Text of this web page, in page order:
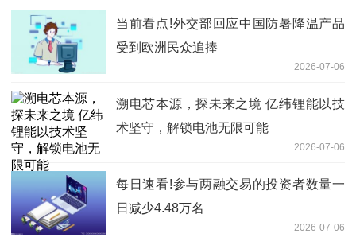
当前看点!外交部回应中国防暑降温产品
受到欧洲民众追捧
2026-07-06
溯电芯本源，探未来之境 亿纬锂能以技
术坚守，解锁电池无限可能
2026-07-06
每日速看!参与两融交易的投资者数量一
日减少4.48万名
2026-07-06